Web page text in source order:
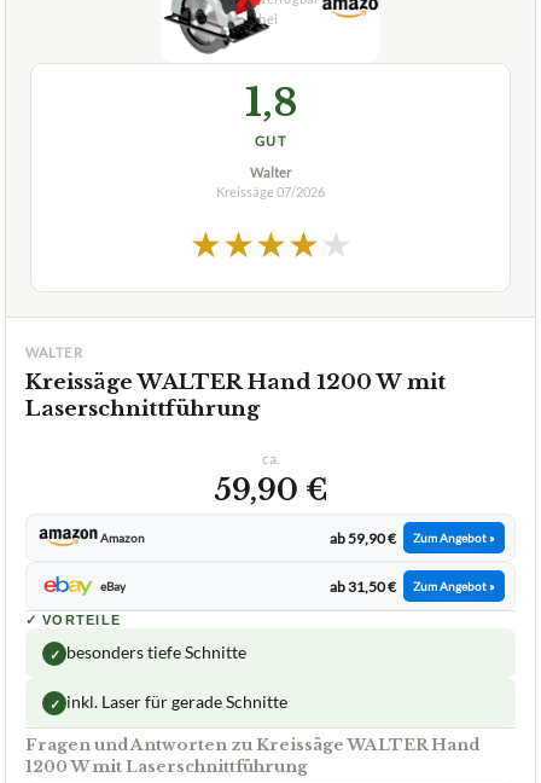
1,8
GUT
Walter
Kreissäge 07/2026
★★★★★
WALTER
Kreissäge WALTER Hand 1200 W mit
Laserschnittführung
ca.
59,90 €
Amazon ab 59,90 € Zum Angebot »
eBay ab 31,50 € Zum Angebot »
✓ VORTEILE
✓ besonders tiefe Schnitte
✓ inkl. Laser für gerade Schnitte
Fragen und Antworten zu Kreissäge WALTER Hand
1200 W mit Laserschnittführung